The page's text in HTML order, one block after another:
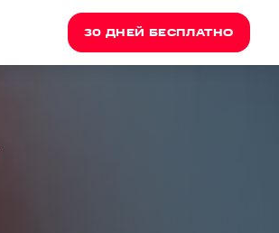
30 ДНЕЙ БЕСПЛАТНО